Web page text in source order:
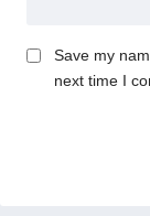
Save my
next time I